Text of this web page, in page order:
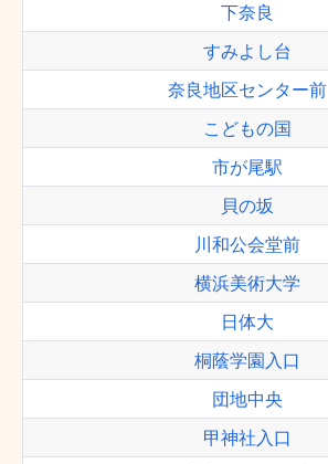
下奈良
すみよし台
奈良地区センター前
こどもの国
市が尾駅
貝の坂
川和公会堂前
横浜美術大学
日体大
桐蔭学園入口
団地中央
甲神社入口